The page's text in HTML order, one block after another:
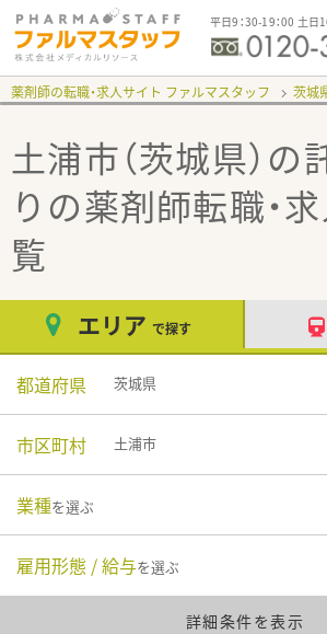
平日9：30-19：00 土日
薬剤師の転職・求人サイト ファルマスタッフ 茨城
土浦市（茨城県）の
り の薬剤師転職・
覧
エリア で探す
都道府県 茨城県
市区町村 土浦市
業種を選ぶ
雇用形態 / 給与を選ぶ
詳細条件を表示